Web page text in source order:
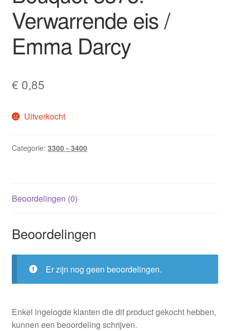
Verwarrende eis /
Emma Darcy
€ 0,85
Uitverkocht
Categorie: 3300 - 3400
Beoordelingen (0)
Beoordelingen
Er zijn nog geen beoordelingen.
Enkel ingelogde klanten die dit product gekocht hebben,
kunnen een beoordeling schrijven.